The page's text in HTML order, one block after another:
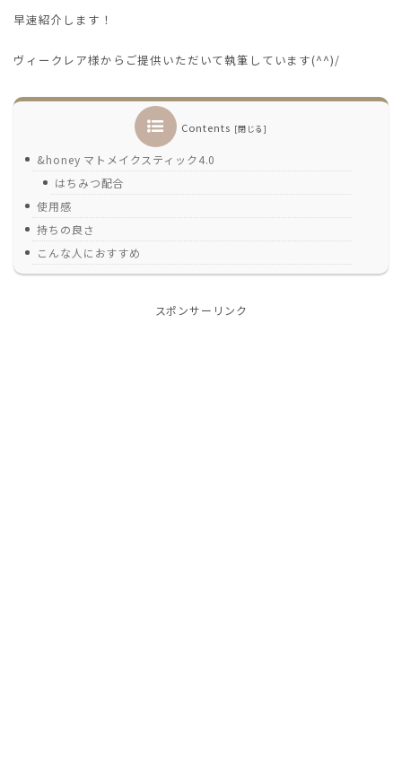
早速紹介します！
ヴィークレア様からご提供いただいて執筆しています(^^)/
Contents
&honey マトメイクスティック4.0
はちみつ配合
使用感
持ちの良さ
こんな人におすすめ
スポンサーリンク